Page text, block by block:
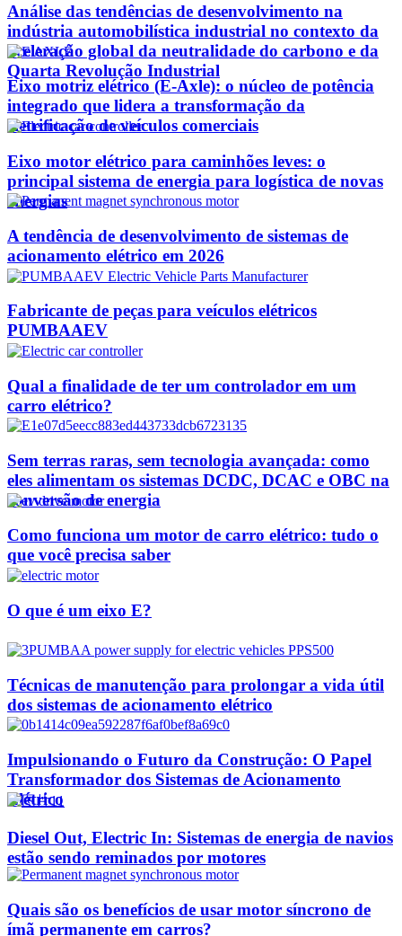
Análise das tendências de desenvolvimento na
indústria automobilística industrial no contexto da
aceleração global da neutralidade do carbono e da
Quarta Revolução Industrial
Eixo motriz elétrico (E-Axle): o núcleo de potência
integrado que lidera a transformação da
eletrificação de veículos comerciais
Eixo motor elétrico para caminhões leves: o
principal sistema de energia para logística de novas
energias
A tendência de desenvolvimento de sistemas de
acionamento elétrico em 2026
Fabricante de peças para veículos elétricos
PUMBAAEV
Qual a finalidade de ter um controlador em um
carro elétrico?
Sem terras raras, sem tecnologia avançada: como
eles alimentam os sistemas DCDC, DCAC e OBC na
conversão de energia
Como funciona um motor de carro elétrico: tudo o
que você precisa saber
O que é um eixo E?
Técnicas de manutenção para prolongar a vida útil
dos sistemas de acionamento elétrico
Impulsionando o Futuro da Construção: O Papel
Transformador dos Sistemas de Acionamento
Elétrico
Diesel Out, Electric In: Sistemas de energia de navios
estão sendo reminados por motores
Quais são os benefícios de usar motor síncrono de
ímã permanente em carros?